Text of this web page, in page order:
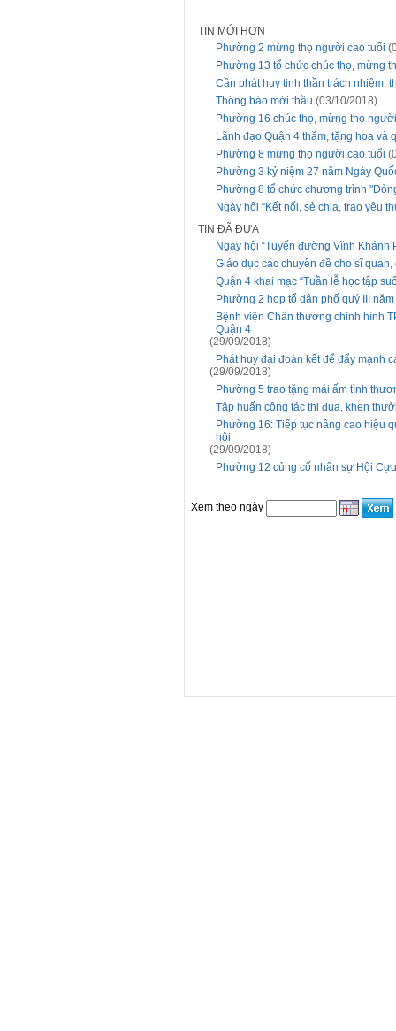
TIN MỚI HƠN
Phường 2 mừng thọ người cao tuổi
Phường 13 tổ chức chúc thọ, mừng
Cần phát huy tinh thần trách nhiệm,
Thông báo mời thầu (03/10/2018)
Phường 16 chúc thọ, mừng thọ
Lãnh đạo Quận 4 thăm, tặng hoa
Phường 8 mừng thọ người cao tuổi
Phường 3 kỷ niệm 27 năm Ngày
Phường 8 tổ chức chương trình
Ngày hội “Kết nối, sẻ chia, trao yêu
TIN ĐÃ ĐƯA
Ngày hội “Tuyến đường Vĩnh
Giáo dục các chuyên đề cho sĩ
Quận 4 khai mạc “Tuần lễ học tập
Phường 2 họp tổ dân phố quý III
Bệnh viện Chấn thương chỉnh hình
Quận 4
(29/09/2018)
Phát huy đại đoàn kết để đẩy mạnh
(29/09/2018)
Phường 5 trao tặng mái ấm tình
Tập huấn công tác thi đua, khen
Phường 16: Tiếp tục nâng cao hiệu
hội
(29/09/2018)
Phường 12 củng cố nhân sự Hội
Xem theo ngày